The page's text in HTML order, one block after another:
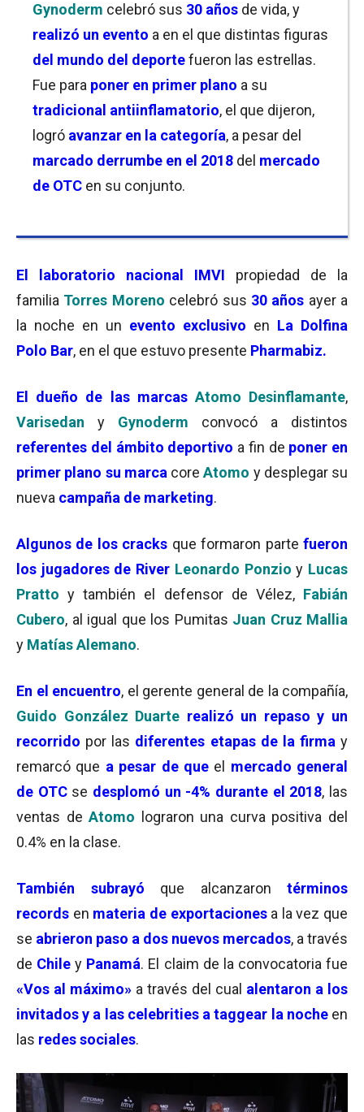
Gynoderm celebró sus 30 años de vida, y
realizó un evento a en el que distintas figuras
del mundo del deportefueron las estrellas.
Fue para poner en primer plano a su
tradicional antiinflamatorio, el que dijeron,
logró avanzar en la categoría, a pesar del
marcado derrumbe en el 2018 del mercado
de OTC en su conjunto.
El laboratorio nacional IMVI
propiedad de la
familia Torres Moreno celebró sus 30 años ayer a
la noche en un evento exclusivo en La Dolfina
Polo Bar, en el que estuvo presente Pharmabiz.
El dueño de las marcas Atomo Desinflamante,
Varisedan y Gynoderm convocó a distintos
referentes del ámbito deportivo a fin de poner en
primer plano su marca coreAtomo y desplegar su
nueva campaña de marketing.
Algunos de los cracks que formaron partefueron
los jugadores de River Leonardo Ponzioy Lucas
Prattoy también el defensor de Vélez, Fabián
Cubero, al igual que los Pumitas Juan Cruz Mallia
y Matías Alemano.
En el encuentro, el gerente general de la compañía,
Guido González Duarte realizó un repaso y un
recorrido por las diferentes etapas de la firma y
remarcó que a pesar de que el mercado general
de OTCse desplomó un -4% durante el 2018, las
ventas deAtomo lograron una curva positiva del
0.4% en la clase.
También subrayó que alcanzaron términos
records en materia de exportacionesa la vez que
se abrieron paso a dos nuevos mercados, a través
de Chile y Panamá. El claim de la convocatoria fue
«Vos al máximo» a través del cual alentaron a los
invitados y a las celebrities a taggear la nocheen
las redes sociales.